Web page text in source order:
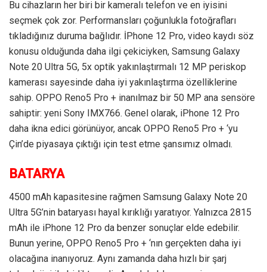
Bu cihazların her biri bir kameralı telefon ve en iyisini
seçmek çok zor. Performansları çoğunlukla fotoğrafları
tıkladığınız duruma bağlıdır. İPhone 12 Pro, video kaydı söz
konusu olduğunda daha ilgi çekiciyken, Samsung Galaxy
Note 20 Ultra 5G, 5x optik yakınlaştırmalı 12 MP periskop
kamerası sayesinde daha iyi yakınlaştırma özelliklerine
sahip. OPPO Reno5 Pro + inanılmaz bir 50 MP ana sensöre
sahiptir: yeni Sony IMX766. Genel olarak, iPhone 12 Pro
daha ikna edici görünüyor, ancak OPPO Reno5 Pro + ‘yu
Çin’de piyasaya çıktığı için test etme şansımız olmadı.
BATARYA
4500 mAh kapasitesine rağmen Samsung Galaxy Note 20
Ultra 5G’nin bataryası hayal kırıklığı yaratıyor. Yalnızca 2815
mAh ile iPhone 12 Pro da benzer sonuçlar elde edebilir.
Bunun yerine, OPPO Reno5 Pro + ‘nın gerçekten daha iyi
olacağına inanıyoruz. Aynı zamanda daha hızlı bir şarj